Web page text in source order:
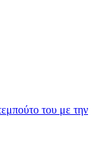
του με την